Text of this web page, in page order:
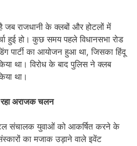
जब राजधानी के क्लबों और होटलों में
हुई हो। कुछ समय पहले विधानसभा रोड
पार्टी का आयोजन हुआ था, जिसका हिंदू
था। विरोध के बाद पुलिस ने क्लब
था।
अराजक चलन
संचालक युवाओं को आकर्षित करने के
का मजाक उड़ाने वाले इवेंट